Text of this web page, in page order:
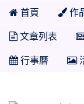
首頁 作
文章列表
行事曆